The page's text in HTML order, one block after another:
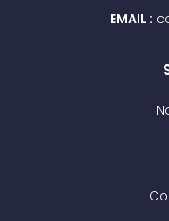
EMAIL :